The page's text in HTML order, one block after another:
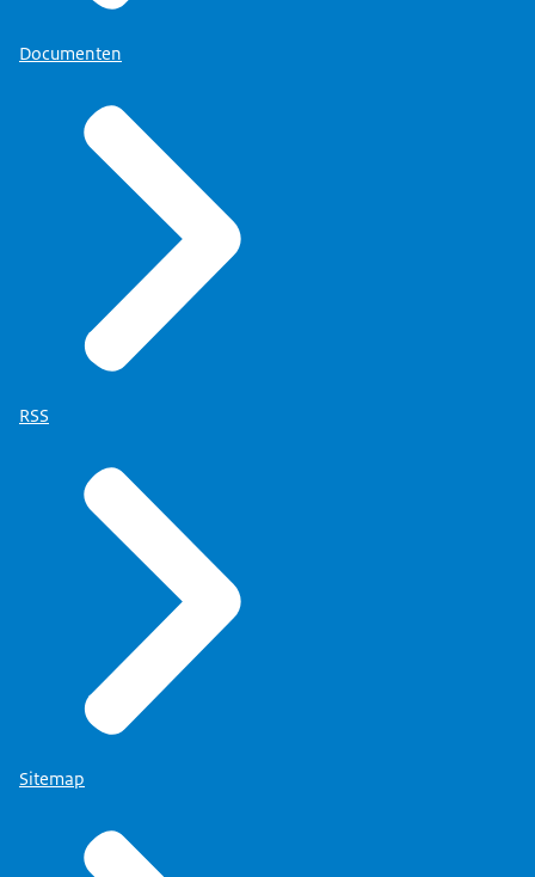
Documenten
RSS
Sitemap